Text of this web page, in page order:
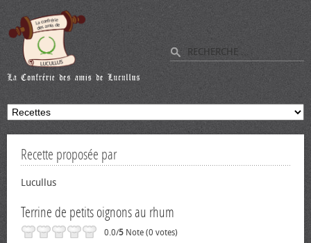
Recette proposée par
Lucullus
Terrine de petits oignons au rhum
0.0/5 Note (0 votes)